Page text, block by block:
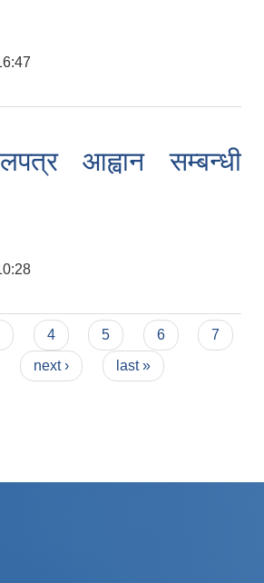
आह्वान सम्बन्धी
4 5 6
7
next › last »